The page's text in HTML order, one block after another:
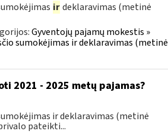
ir deklaravimas (metinė
Gyventojų pajamų mokestis »
sumokėjimas ir deklaravimas (metinė
2021 - 2025 metų pajamas?
ir deklaravimas (metinė
pateikti...